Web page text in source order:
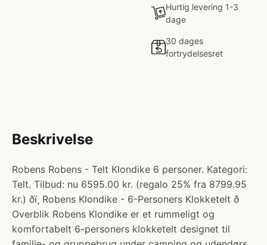
Hurtig levering 1-3
dage
30 dages
fortrydelsesret
Beskrivelse
Robens Robens - Telt Klondike 6 personer. Kategori:
Telt. Tilbud: nu 6595.00 kr. (regalo 25% fra 8799.95
kr.) ðï¸ Robens Klondike - 6-Personers Klokketelt ð
Overblik Robens Klondike er et rummeligt og
komfortabelt 6-personers klokketelt designet til